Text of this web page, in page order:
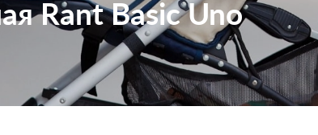
Rant Basic Uno